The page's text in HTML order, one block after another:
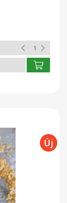
hanem a
is kiválóan
:)